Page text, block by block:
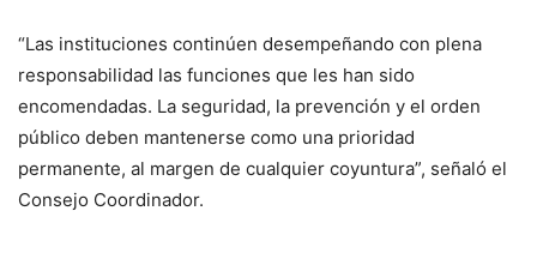
“Las instituciones continúen desempeñando con plena
responsabilidad las funciones que les han sido
encomendadas. La seguridad, la prevención y el orden
público deben mantenerse como una prioridad
permanente, al margen de cualquier coyuntura”, señaló el
Consejo Coordinador.